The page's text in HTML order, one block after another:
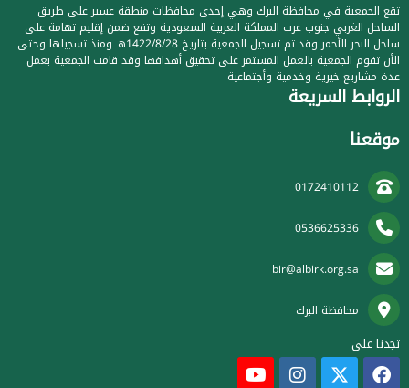
تقع الجمعية في محافظة البرك وهي إحدى محافظات منطقة عسير على طريق
الساحل الغربي جنوب غرب المملكة العربية السعودية وتقع ضمن إقليم تهامة على
ساحل البحر الأحمر وقد تم تسجيل الجمعية بتاريخ 1422/8/28هـ ومنذ تسجيلها وحتى
الأن تقوم الجمعية بالعمل المستمر على تحقيق أهدافها وقد قامت الجمعية بعمل
عدة مشاريع خيرية وخدمية وأجتماعية
الروابط السريعة
موقعنا
0172410112
0536625336
bir@albirk.org.sa
محافظة البرك
تجدنا على